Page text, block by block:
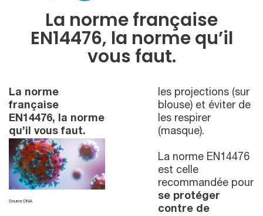
La norme française
EN14476, la norme qu’il
vous faut.
La norme
française
EN14476, la norme
qu’il vous faut.
Source DNA
les projections (sur
blouse) et éviter de
les respirer
(masque).
La norme EN14476
est celle
recommandée pour
se protéger
contre de